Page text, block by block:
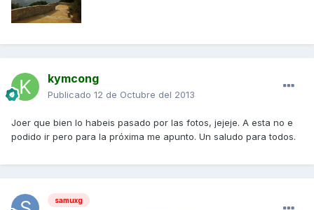
kymcong
Publicado 12 de Octubre del 2013
Joer que bien lo habeis pasado por las fotos, jejeje. A esta no e
podido ir pero para la próxima me apunto. Un saludo para todos.
samuxg